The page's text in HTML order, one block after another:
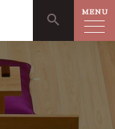
search MENU